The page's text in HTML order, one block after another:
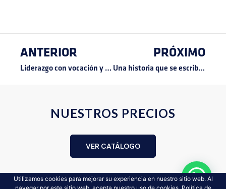
ANTERIOR
Liderazgo con vocación y propósito por Colombia
PRÓXIMO
Una historia que se escribe en familia
NUESTROS PRECIOS
VER CATÁLOGO
Utilizamos cookies para mejorar su experiencia en nuestro sitio web. Al